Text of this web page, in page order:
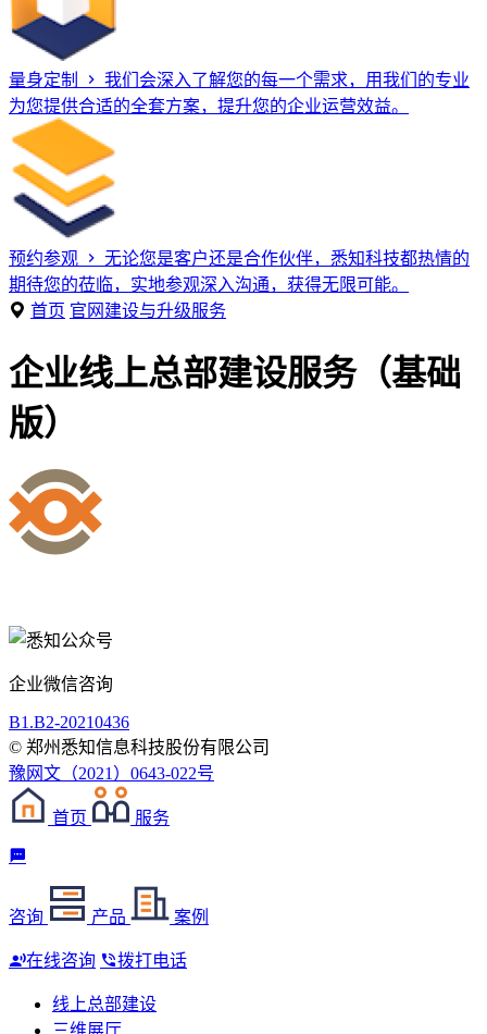
量身定制
我们会深入了解您的每一个需求，用我们的专业
为您提供合适的全套方案，提升您的企业运营效益。
预约参观
无论您是客户还是合作伙伴，悉知科技都热情的
期待您的莅临，实地参观深入沟通，获得无限可能。
首页 官网建设与升级服务
企业线上总部建设服务（基础
版）
企业微信咨询
B1.B2-20210436
© 郑州悉知信息科技股份有限公司
豫网文（2021）0643-022号
首页 服务
咨询 产品 案例
在线咨询 拨打电话
线上总部建设
三维展厅